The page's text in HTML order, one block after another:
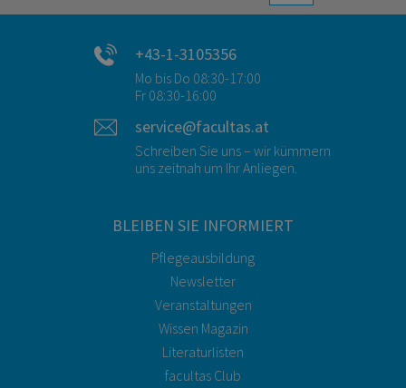
+43-1-3105356
Mo bis Do 08:30-17:00
Fr 08:30-16:00
service@facultas.at
Schreiben Sie uns – wir kümmern
uns zeitnah um Ihr Anliegen.
BLEIBEN SIE INFORMIERT
Pflegeausbildung
Newsletter
Veranstaltungen
Wissen Magazin
Literaturlisten
facultas Club